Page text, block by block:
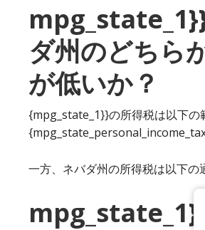
ダ州のどちら
が低いか？
{mpg_state_1}}の所得税は以下の
一方、ネバダ州の所得税は以下の